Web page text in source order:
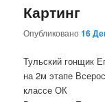
Картинг
Опубликовано16
Тульский гонщик
на 2м этапе
классе ОК